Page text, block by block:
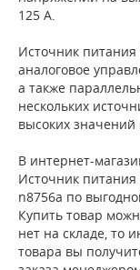
125 А.
Источник питания
аналоговое
а также
нескольких
высоких
В интернет-
Источник питания
n8756a по
Купить товар
нет на складе, то
товара вы